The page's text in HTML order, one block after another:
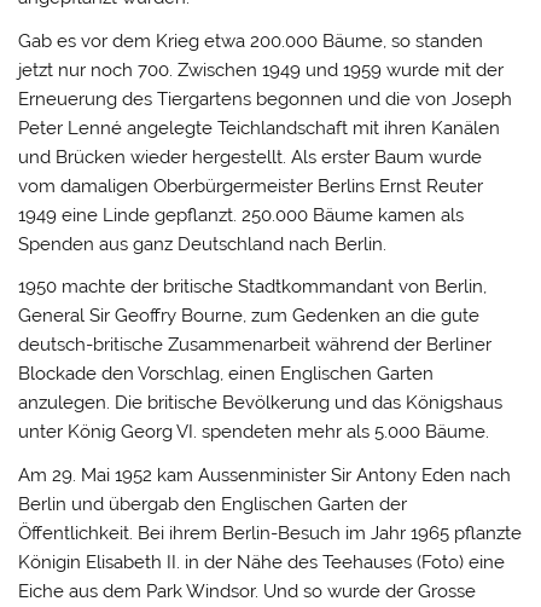
Gab es vor dem Krieg etwa 200.000 Bäume, so standen
jetzt nur noch 700. Zwischen 1949 und 1959 wurde mit der
Erneuerung des Tiergartens begonnen und die von Joseph
Peter Lenné angelegte Teichlandschaft mit ihren Kanälen
und Brücken wieder hergestellt. Als erster Baum wurde
vom damaligen Oberbürgermeister Berlins Ernst Reuter
1949 eine Linde gepflanzt. 250.000 Bäume kamen als
Spenden aus ganz Deutschland nach Berlin.
1950 machte der britische Stadtkommandant von Berlin,
General Sir Geoffry Bourne, zum Gedenken an die gute
deutsch-britische Zusammenarbeit während der Berliner
Blockade den Vorschlag, einen Englischen Garten
anzulegen. Die britische Bevölkerung und das Königshaus
unter König Georg VI. spendeten mehr als 5.000 Bäume.
Am 29. Mai 1952 kam Aussenminister Sir Antony Eden nach
Berlin und übergab den Englischen Garten der
Öffentlichkeit. Bei ihrem Berlin-Besuch im Jahr 1965 pflanzte
Königin Elisabeth II. in der Nähe des Teehauses (Foto) eine
Eiche aus dem Park Windsor. Und so wurde der Grosse